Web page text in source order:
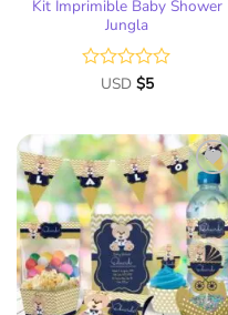
Kit Imprimible Baby Shower
Jungla
Valorado
de
5
USD $5
Añadir
a la
lista
de
deseos